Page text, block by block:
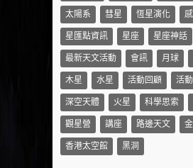
太陽系 彗星 恆星演化
星匯點資訊 星座 星座神話
最新天文活動 會訊 月球
木星 水星 活動回顧 活
深空天體 火星 科學思索
觀星營 講座 路邊天文
香港太空館 黑洞